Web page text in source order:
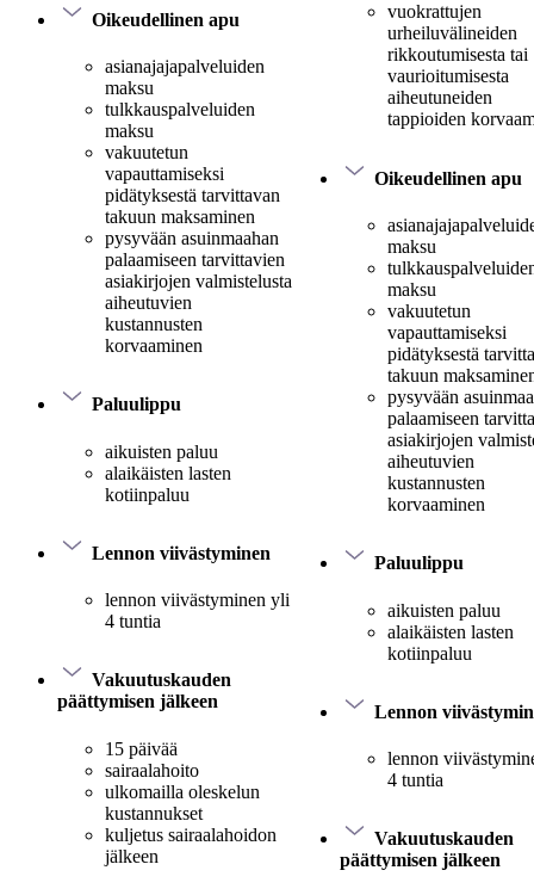
Oikeudellinen apu
asianajajapalveluiden
maksu
tulkkauspalveluiden
maksu
vakuutetun
vapauttamiseksi
pidätyksestä tarvittavan
takuun maksaminen
pysyvään asuinmaahan
palaamiseen tarvittavien
asiakirjojen valmistelusta
aiheutuvien
kustannusten
korvaaminen
Paluulippu
aikuisten paluu
alaikäisten lasten
kotiinpaluu
Lennon viivästyminen
lennon viivästyminen yli
4 tuntia
Vakuutuskauden
päättymisen jälkeen
15 päivää
sairaalahoito
ulkomailla oleskelun
kustannukset
kuljetus sairaalahoidon
jälkeen
vuokrattujen
urheiluvälineiden
rikkoutumisesta tai
vaurioitumisesta
aiheutuneiden
tappioiden
Oikeudellinen apu
maksu
maksu
vakuutetun
vapauttamiseksi
pidätyksestä
takuun
pysyvään
palaamiseen
asiakirjojen
aiheutuvien
kustannusten
korvaaminen
Paluulippu
aikuisten paluu
alaikäisten lasten
kotiinpaluu
Lennon
lennon
4 tuntia
Vakuutuskauden
päättymisen jälkeen